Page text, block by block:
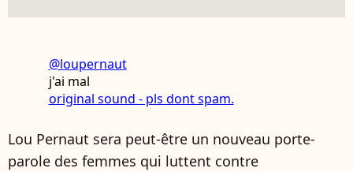
@loupernaut
j'ai mal
original sound - pls dont spam.
Lou Pernaut sera peut-être un nouveau porte-
parole des femmes qui luttent contre